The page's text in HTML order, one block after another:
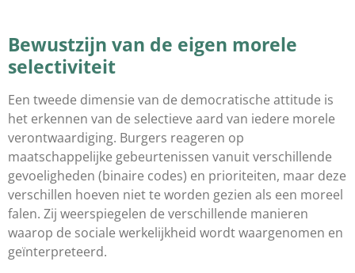
Bewustzijn van de eigen morele
selectiviteit
Een tweede dimensie van de democratische attitude is
het erkennen van de selectieve aard van iedere morele
verontwaardiging. Burgers reageren op
maatschappelijke gebeurtenissen vanuit verschillende
gevoeligheden (binaire codes) en prioriteiten, maar deze
verschillen hoeven niet te worden gezien als een moreel
falen. Zij weerspiegelen de verschillende manieren
waarop de sociale werkelijkheid wordt waargenomen en
geïnterpreteerd.